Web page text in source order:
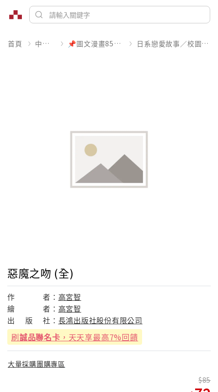
首頁 中文書 📌圖文漫畫85折起 日系戀愛故事／校園青春
惡魔之吻 (全)
作 者： 高宮智
繪
者： 高宮智
出
版 社： 長鴻出版社股份有限公司
刷誠品聯名卡 ，天天享最高7%回饋
大量採購團購專區
85